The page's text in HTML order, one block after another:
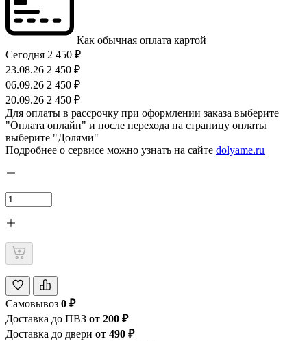
Как обычная оплата картой
Сегодня 2 450 ₽
23.08.26 2 450 ₽
06.09.26 2 450 ₽
20.09.26 2 450 ₽
Для оплаты в рассрочку при оформлении заказа выберите
"Оплата онлайн" и после перехода на страницу оплаты
выберите "Долями"
Подробнее о сервисе можно узнать на сайте dolyame.ru
Самовывоз 0 ₽
Доставка до ПВЗ от 200 ₽
Доставка до двери от 490 ₽